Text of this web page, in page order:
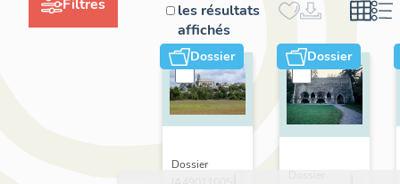
Filtres
les résultats
affichés
Dossier
Dossier
Dossier